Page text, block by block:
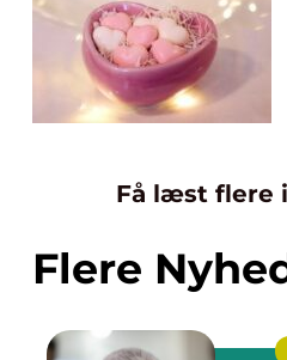
Få læst flere
Flere